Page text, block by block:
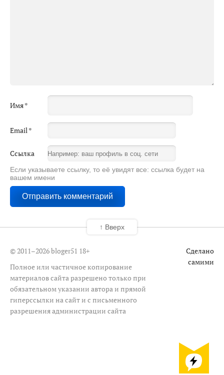
Имя*
Email *
Ссылка
Если указываете ссылку, то её увидят все: ссылка будет на
вашем имени
© 2011–2026 bloger51 18+
Полное или частичное копирование
материалов сайта разрешено только при
обязательном указании автора и прямой
гиперссылки на сайт и с письменного
разрешения администрации сайта
Сделано
самими
↑ Вверх